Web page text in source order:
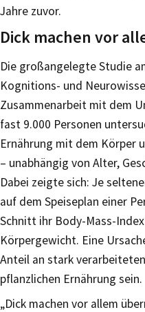
Jahre zuvor.
Dick machen vor
Die großangelegte Studie
Kognitions- und
Zusammenarbeit mit dem
fast 9.000 Personen
Ernährung mit dem Körper
– unabhängig von Alter,
Dabei zeigte sich: Je
auf dem Speiseplan einer
Schnitt ihr Body-Mass-
Körpergewicht. Eine
Anteil an stark
pflanzlichen Ernährung sein.
„Dick machen vor allem